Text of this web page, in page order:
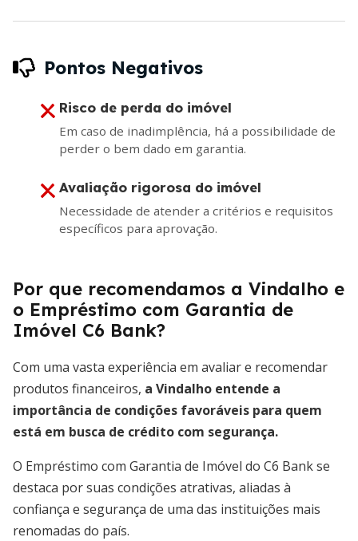
Pontos Negativos
Risco de perda do imóvel
Em caso de inadimplência, há a possibilidade de
perder o bem dado em garantia.
Avaliação rigorosa do imóvel
Necessidade de atender a critérios e requisitos
específicos para aprovação.
Por que recomendamos a Vindalho e
o Empréstimo com Garantia de
Imóvel C6 Bank?
Com uma vasta experiência em avaliar e recomendar
produtos financeiros, a Vindalho entende a
importância de condições favoráveis para quem
está em busca de crédito com segurança.
O Empréstimo com Garantia de Imóvel do C6 Bank se
destaca por suas condições atrativas, aliadas à
confiança e segurança de uma das instituições mais
renomadas do país.